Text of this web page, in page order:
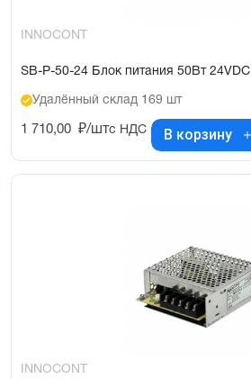
INNOCONT
SB-P-50-24 Блок питания 50Вт 24VDC
Удалённый склад 169 шт
1 710,00 ₽/штс НДС В корзину
INNOCONT